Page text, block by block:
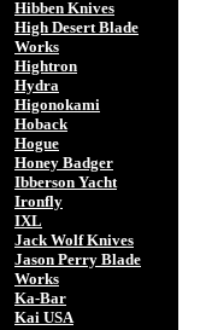
Hibben Knives
High Desert Blade
Works
Hightron
Hydra
Higonokami
Hoback
Hogue
Honey Badger
Ibberson Yacht
Ironfly
IXL
Jack Wolf Knives
Jason Perry Blade
Works
Ka-Bar
Kai USA